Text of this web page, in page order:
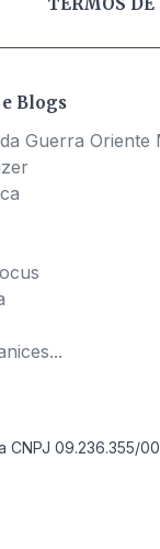
Blogs
Guerra Oriente
09.236.355/